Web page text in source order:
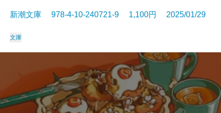
新潮文庫 978-4-10-240721-9 1,100円 2025/01/29
文庫